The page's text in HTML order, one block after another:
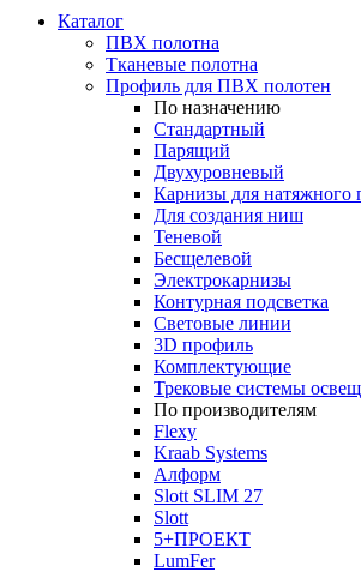
Каталог
ПВХ полотна
Тканевые полотна
Профиль для ПВХ полотен
По назначению
Стандартный
Парящий
Двухуровневый
Карнизы для натяжного
Для создания ниш
Теневой
Бесщелевой
Электрокарнизы
Контурная подсветка
Световые линии
3D профиль
Комплектующие
Трековые системы
По производителям
Flexy
Kraab Systems
Алформ
Slott SLIM 27
Slott
5+ПРОЕКТ
LumFer